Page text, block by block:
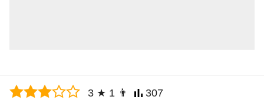
3 ★ 1 👨 307